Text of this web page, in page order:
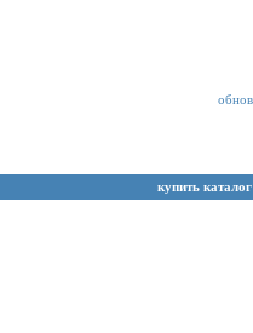
купить каталог